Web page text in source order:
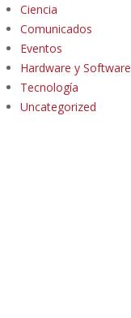
Ciencia
Comunicados
Eventos
Hardware y Software
Tecnología
Uncategorized